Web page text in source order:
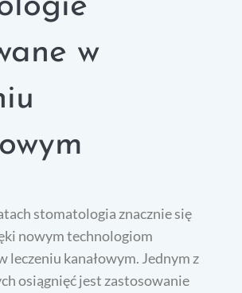
w
stomatologia znacznie się
nowym technologiom
leczeniu kanałowym. Jednym z
osiągnięć jest zastosowanie